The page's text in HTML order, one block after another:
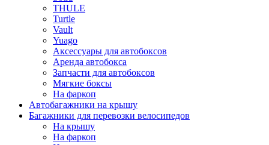
THULE
Turtle
Vault
Yuago
Аксессуары для автобоксов
Аренда автобокса
Запчасти для автобоксов
Мягкие боксы
На фаркоп
Автобагажники на крышу
Багажники для перевозки велосипедов
На крышу
На фаркоп